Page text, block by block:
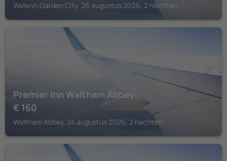
Welwyn Garden City, 26 augustus 2026, 2 nachten
Premier Inn Waltham Abbey
€ 160
Waltham Abbey, 24 augustus 2026, 2 nachten